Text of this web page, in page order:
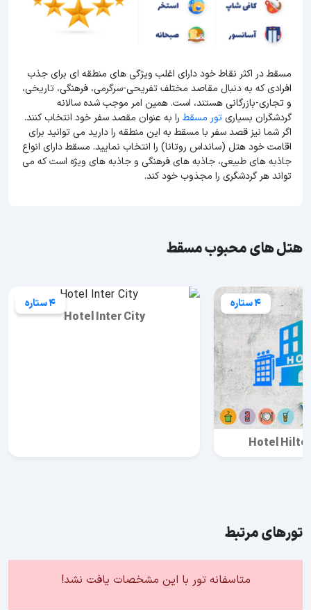
مسقط در اکثر نقاط خود دارای اغلب ویژگی های منطقه ای برای جذب
افرادی که به دنبال مقاصد مختلف تفریحی-سرگرمی، فرهنگی، تاریخی،
و تجاری-بازرگانی هستند، است. همین امر موجب شده سالانه
گردشگران بسیاریتور مسقط را به عنوان مقصد سفر خود انتخاب کنند.
اگر شما نیز قصد سفر با مسقط به این منطقه را دارید می توانید برای
اقامت خود هتل (سانداس روتانا) را انتخاب نمایید. مسقط دارای انواع
جاذبه های طبیعی، جاذبه های فرهنگی و جاذبه های ویژه است که می
تواند هر گردشگری را مجذوب خود کند.
هتل های محبوب مسقط
4 ستاره
Hotel
4 ستاره
Hotel Inter City
تورهای مرتبط
متاسفانه تور با این مشخصات یافت نشد!